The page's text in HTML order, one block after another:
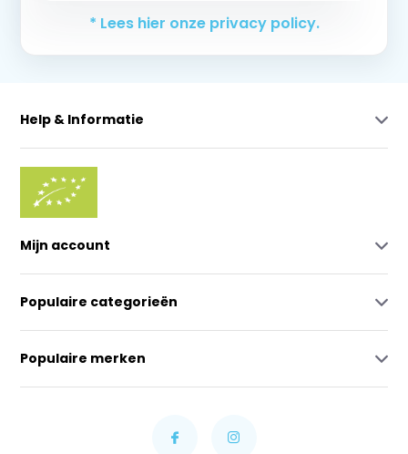
* Lees hier onze privacy policy.
Help & Informatie
Mijn account
Populaire categorieën
Populaire merken